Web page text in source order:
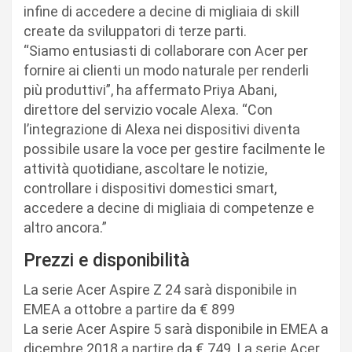
infine di accedere a decine di migliaia di skill
create da sviluppatori di terze parti.
“Siamo entusiasti di collaborare con Acer per
fornire ai clienti un modo naturale per renderli
più produttivi”, ha affermato Priya Abani,
direttore del servizio vocale Alexa. “Con
l’integrazione di Alexa nei dispositivi diventa
possibile usare la voce per gestire facilmente le
attività quotidiane, ascoltare le notizie,
controllare i dispositivi domestici smart,
accedere a decine di migliaia di competenze e
altro ancora.”
Prezzi e disponibilità
La serie Acer Aspire Z 24 sarà disponibile in
EMEA a ottobre a partire da € 899
La serie Acer Aspire 5 sarà disponibile in EMEA a
dicembre 2018 a partire da € 749. La serie Acer